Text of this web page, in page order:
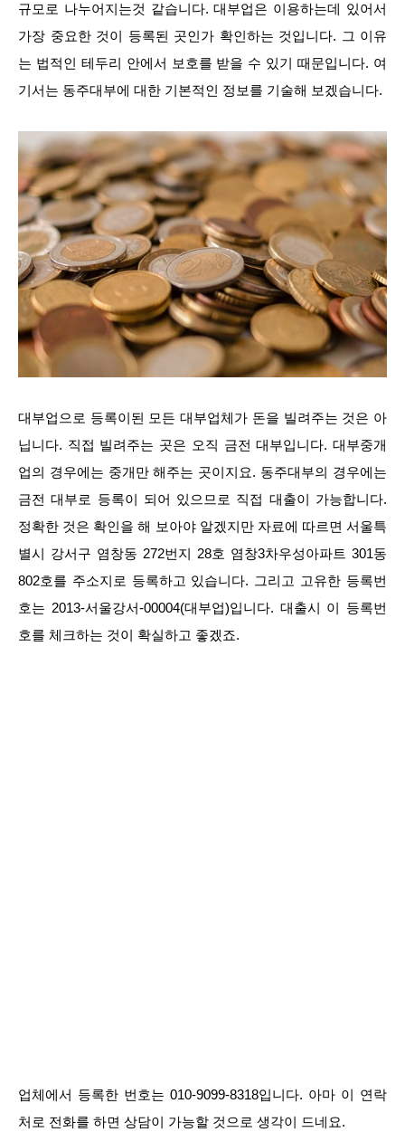
규모로 나누어지는것 같습니다. 대부업은 이용하는데 있어서
가장 중요한 것이 등록된 곳인가 확인하는 것입니다. 그 이유
는 법적인 테두리 안에서 보호를 받을 수 있기 때문입니다. 여
기서는 동주대부에 대한 기본적인 정보를 기술해 보겠습니다.
대부업으로 등록이된 모든 대부업체가 돈을 빌려주는 것은 아
닙니다. 직접 빌려주는 곳은 오직 금전 대부입니다. 대부중개
업의 경우에는 중개만 해주는 곳이지요. 동주대부의 경우에는
금전 대부로 등록이 되어 있으므로 직접 대출이 가능합니다.
정확한 것은 확인을 해 보아야 알겠지만 자료에 따르면 서울특
별시 강서구 염창동 272번지 28호 염창3차우성아파트 301동
802호를 주소지로 등록하고 있습니다. 그리고 고유한 등록번
호는 2013-서울강서-00004(대부업)입니다. 대출시 이 등록번
호를 체크하는 것이 확실하고 좋겠죠.
업체에서 등록한 번호는 010-9099-8318입니다. 아마 이 연락
처로 전화를 하면 상담이 가능할 것으로 생각이 드네요.